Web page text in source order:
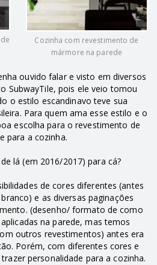
Cozinha com revestimento de
mármore na parede
ouvido falar e visto em diversos
SubwayTile, pois ele veio tomou
o estilo escandinavo teve sua
Para quem ama esse estilo e o
escolha para o revestimento de
para a cozinha.
lá (em 2016/2017) para cá?
de cores diferentes (antes
e as diversas paginações
(desenho/ formato de como
na parede, mas temos
outros revestimentos) antes era
Porém, com diferentes cores e
personalidade para a cozinha.